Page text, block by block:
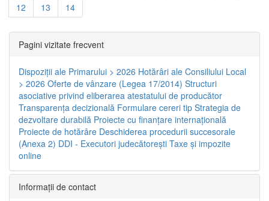
12
13 14
Pagini vizitate frecvent
Dispoziţii ale Primarului > 2026 Hotărâri ale Consiliului Local
> 2026 Oferte de vânzare (Legea 17/2014) Structuri
asociative privind eliberarea atestatului de producător
Transparenţa decizională Formulare cereri tip Strategia de
dezvoltare durabilă Proiecte cu finanţare internaţională
Proiecte de hotărâre Deschiderea procedurii succesorale
(Anexa 2) DDI - Executori judecătorești Taxe şi impozite
online
Informaţii de contact